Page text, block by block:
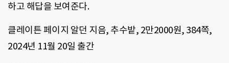
하고 해답을 보여준다.
클레이튼 페이지 알던 지음, 추수밭, 2만2000원, 384쪽,
2024년 11월 20일 출간